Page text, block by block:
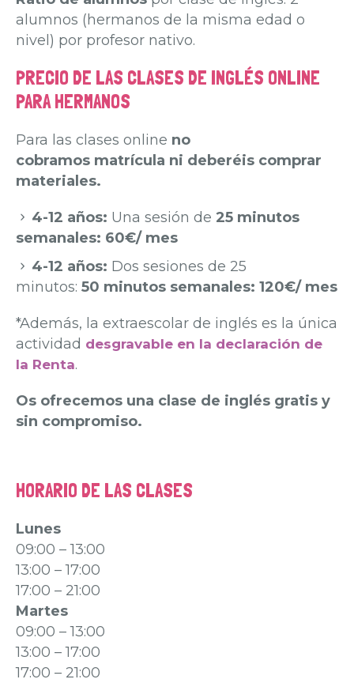
alumnos (hermanos de la misma edad o
nivel) por profesor nativo.
PRECIO DE LAS CLASES DE INGLÉS ONLINE
PARA HERMANOS​
Para las clases online no
cobramos matrícula ni deberéis comprar
materiales.
4-12 años: Una sesión de 25 minutos
semanales: 60€/ mes
4-12 años: Dos sesiones de 25
minutos: 50 minutos semanales: 120€/ mes
*Además, la extraescolar de inglés es la única
actividad desgravable en la declaración de
la Renta.
Os ofrecemos una clase de inglés gratis y
sin compromiso.
HORARIO DE LAS CLASES
Lunes
09:00 – 13:00
13:00 – 17:00
17:00 – 21:00
Martes
09:00 – 13:00
13:00 – 17:00
17:00 – 21:00